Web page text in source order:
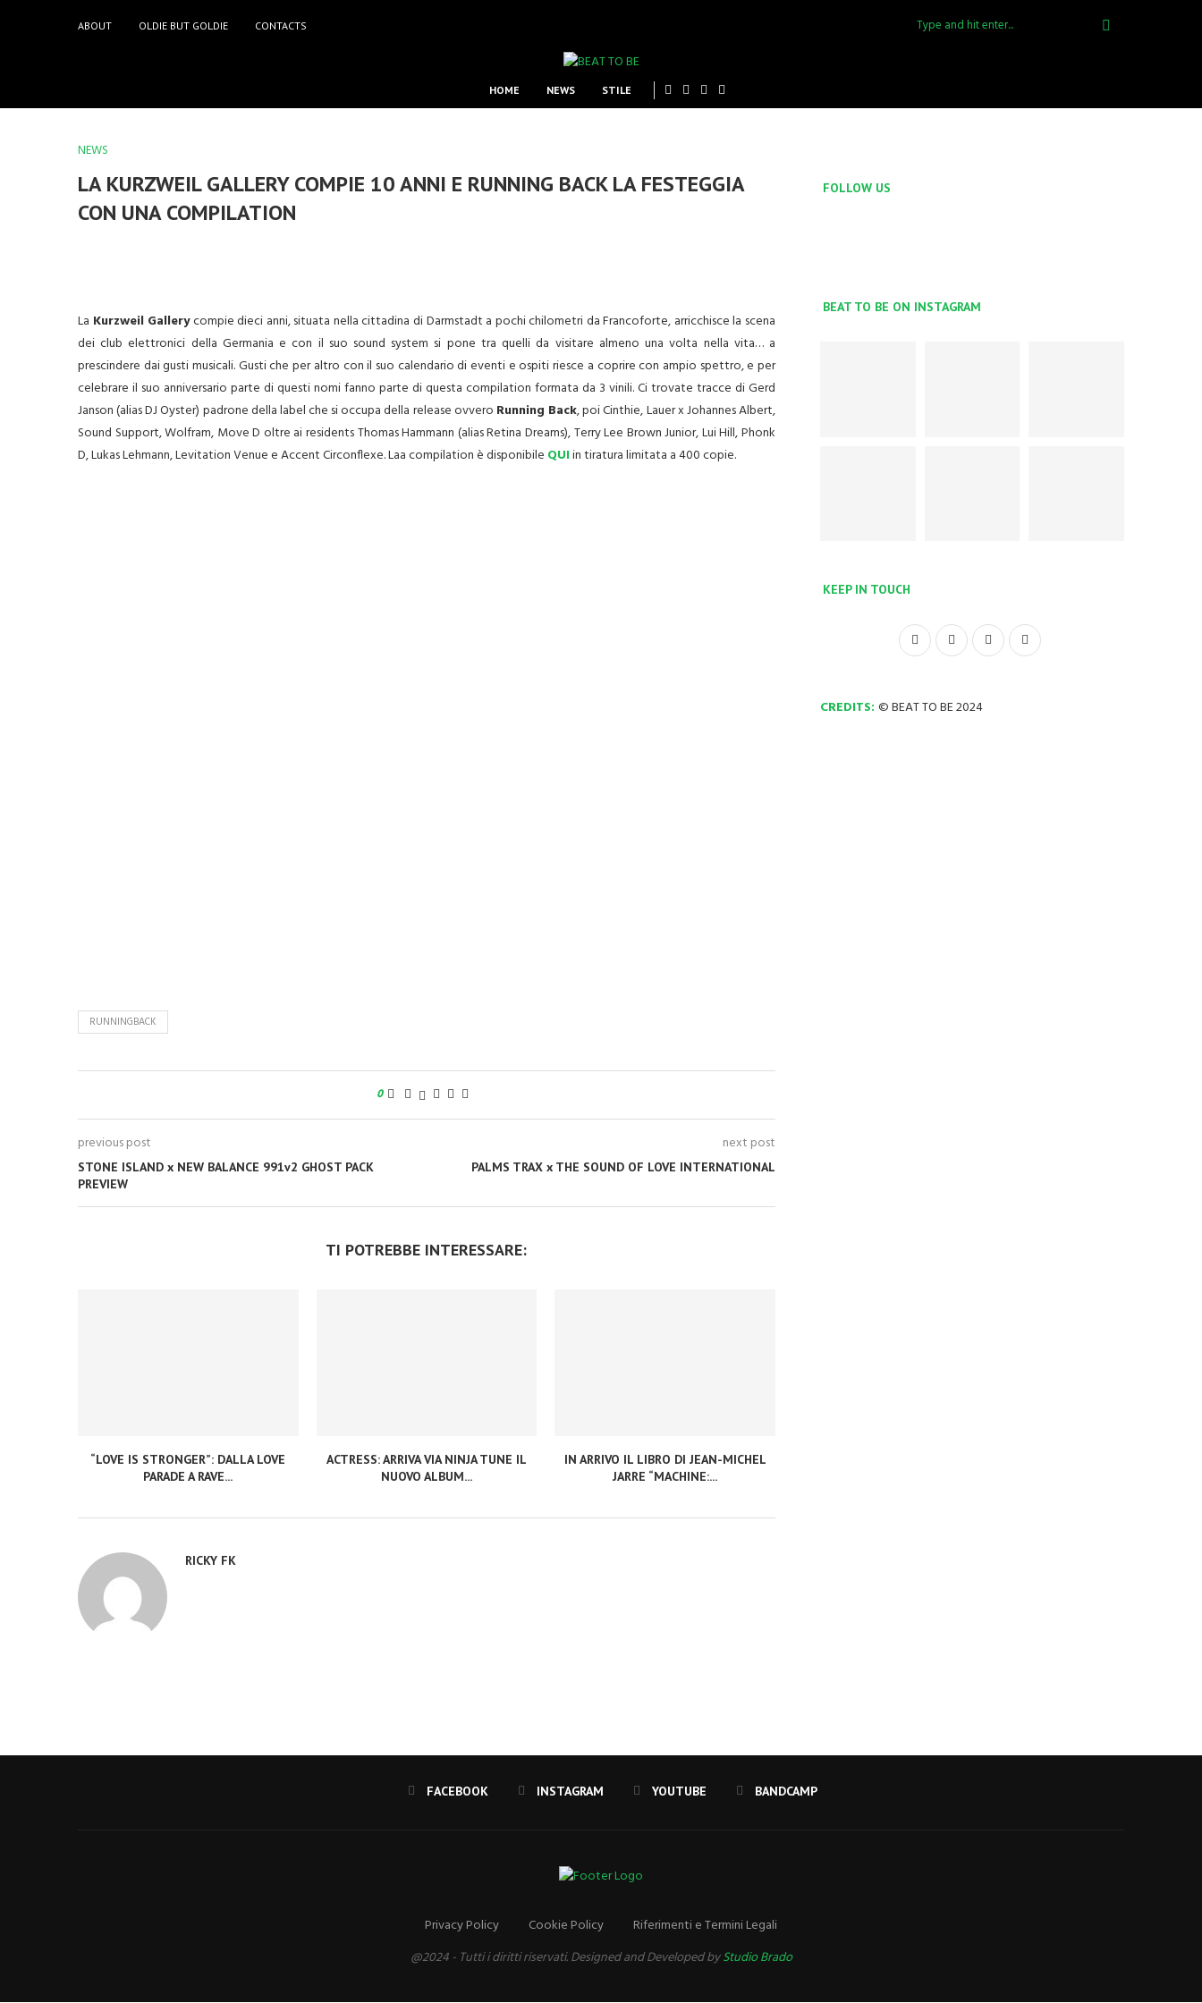
ABOUT OLDIE BUT GOLDIE CONTACTS
HOME NEWS STILE
NEWS
LA KURZWEIL GALLERY COMPIE 10 ANNI E RUNNING BACK LA FESTEGGIA
CON UNA COMPILATION
La Kurzweil Gallerycompie dieci anni, situata nella cittadina di Darmstadt a pochi chilometri da Francoforte, arricchisce la scena
dei club elettronici della Germania e con il suo sound system si pone tra quelli da visitare almeno una volta nella vita… a
prescindere dai gusti musicali. Gusti che per altro con il suo calendario di eventi e ospiti riesce a coprire con ampio spettro, e per
celebrare il suo anniversario parte di questi nomi fanno parte di questa compilation formata da 3 vinili. Ci trovate tracce di Gerd
Janson (alias DJ Oyster) padrone della label che si occupa della release ovvero Running Back, poi Cinthie, Lauer x Johannes Albert,
Sound Support, Wolfram, Move D oltre ai residents Thomas Hammann (alias Retina Dreams), Terry Lee Brown Junior, Lui Hill, Phonk
D, Lukas Lehmann, Levitation Venue e Accent Circonflexe. Laa compilation è disponibile QUIin tiratura limitata a 400 copie.
RUNNINGBACK
0
previous post
STONE ISLAND x NEW BALANCE 991v2 GHOST PACK
PREVIEW
next post
PALMS TRAX x THE SOUND OF LOVE INTERNATIONAL
TI POTREBBE INTERESSARE:
“LOVE IS STRONGER”: DALLA LOVE
PARADE A RAVE...
ACTRESS: ARRIVA VIA NINJA TUNE IL
NUOVO ALBUM...
IN ARRIVO IL LIBRO DI JEAN-MICHEL
JARRE “MACHINE:...
RICKY FK
FOLLOW US
BEAT TO BE ON INSTAGRAM
KEEP IN TOUCH
CREDITS: © BEAT TO BE 2024
FACEBOOK INSTAGRAM YOUTUBE
Privacy Policy Cookie Policy
Riferimenti e Termini Legali
@2024 - Tutti i diritti riservati. Designed and Developed byStudio Brado